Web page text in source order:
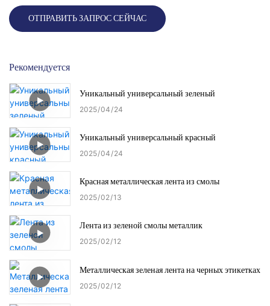
ОТПРАВИТЬ ЗАПРОС СЕЙЧАС
Рекомендуется
Уникальный универсальный зеленый
2025 04 24
Уникальный универсальный красный
2025 04 24
Красная металлическая лента из смолы
2025 02 13
Лента из зеленой смолы металлик
2025 02 12
Металлическая зеленая лента на черных этикетках
2025 02 12